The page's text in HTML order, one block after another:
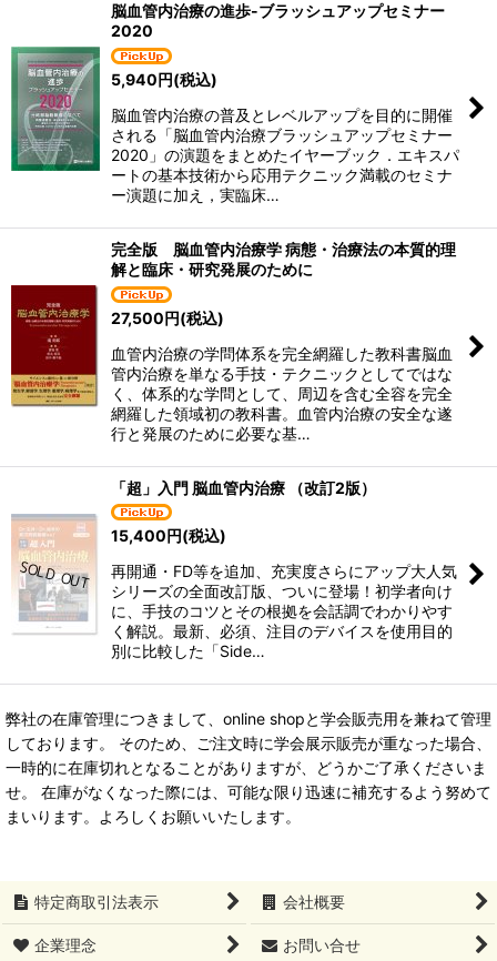
脳血管内治療の進歩-ブラッシュアップセミナー
2020
5,940円(税込)
脳血管内治療の普及とレベルアップを目的に開催
される「脳血管内治療ブラッシュアップセミナー
2020」の演題をまとめたイヤーブック．エキスパ
ートの基本技術から応用テクニック満載のセミナ
ー演題に加え，実臨床…
完全版 脳血管内治療学 病態・治療法の本質的理
解と臨床・研究発展のために
27,500円(税込)
血管内治療の学問体系を完全網羅した教科書脳血
管内治療を単なる手技・テクニックとしてではな
く、体系的な学問として、周辺を含む全容を完全
網羅した領域初の教科書。血管内治療の安全な遂
行と発展のために必要な基…
「超」入門 脳血管内治療 （改訂2版）
15,400円(税込)
再開通・FD等を追加、充実度さらにアップ大人気
シリーズの全面改訂版、ついに登場！初学者向け
に、手技のコツとその根拠を会話調でわかりやす
く解説。最新、必須、注目のデバイスを使用目的
別に比較した「Side…
弊社の在庫管理につきまして、online shopと学会販売用を兼ねて管理
しております。 そのため、ご注文時に学会展示販売が重なった場合、
一時的に在庫切れとなることがありますが、どうかご了承くださいま
せ。 在庫がなくなった際には、可能な限り迅速に補充するよう努めて
まいります。よろしくお願いいたします。
特定商取引法表示 会社概要
企業理念 お問い合せ